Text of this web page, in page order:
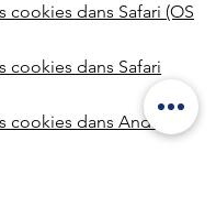
cookies dans Safari (OS
cookies dans Safari
cookies dans Android